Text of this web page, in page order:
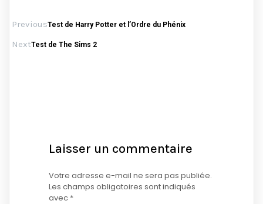
PreviousTest de Harry Potter et l’Ordre du Phénix
NextTest de The Sims 2
Laisser un commentaire
Votre adresse e-mail ne sera pas publiée.
Les champs obligatoires sont indiqués
avec *